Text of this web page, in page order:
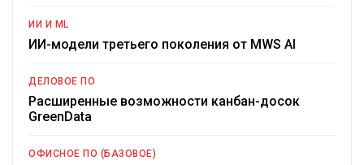
ИИ И ML
ИИ-модели третьего поколения от MWS AI
ДЕЛОВОЕ ПО
Расширенные возможности канбан-досок
GreenData
ОФИСНОЕ ПО (БАЗОВОЕ)